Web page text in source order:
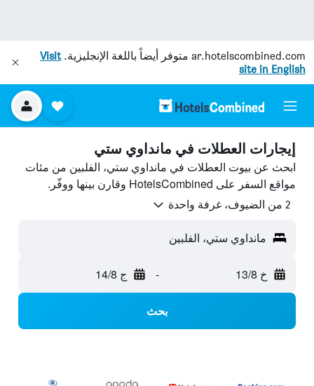
ar.hotelscombined.com متوفر أيضاً باللغة الإنجليزية.Visit
site in English
إيجارات العطلات في مانداوي ستي
ابحث عن بيوت العطلات في مانداوي ستي، الفلبين من مئات
مواقع السفر على HotelsCombined وقارن بينها ووفّر.
2 من الضيوف، غرفة واحدة
مانداوي ستي، الفلبين
خ 13/8 - ج 14/8
بحث